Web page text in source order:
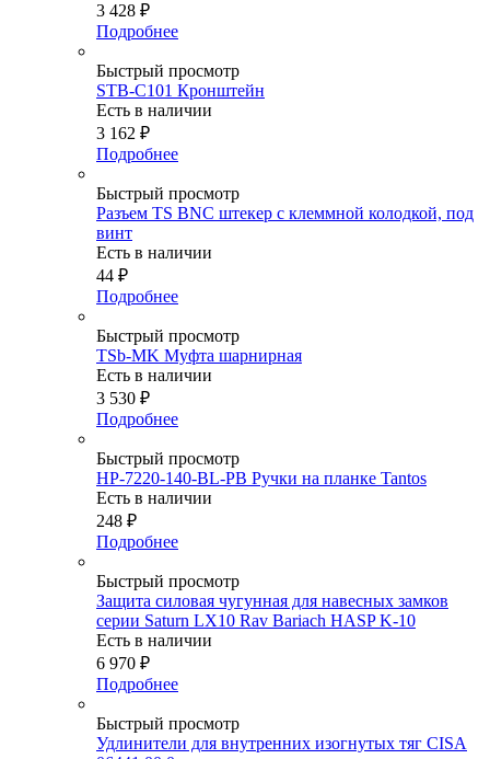
3 428 ₽
Подробнее
Быстрый просмотр
STB-C101 Кронштейн
Есть в наличии
3 162 ₽
Подробнее
Быстрый просмотр
Разъем TS BNC штекер с клеммной колодкой, под
винт
Есть в наличии
44 ₽
Подробнее
Быстрый просмотр
TSb-MK Муфта шарнирная
Есть в наличии
3 530 ₽
Подробнее
Быстрый просмотр
HP-7220-140-BL-PB Ручки на планке Tantos
Есть в наличии
248 ₽
Подробнее
Быстрый просмотр
Защита силовая чугунная для навесных замков
серии Saturn LX10 Rav Bariach HASP K-10
Есть в наличии
6 970 ₽
Подробнее
Быстрый просмотр
Удлинители для внутренних изогнутых тяг CISA